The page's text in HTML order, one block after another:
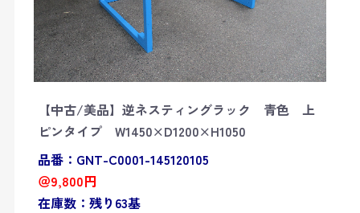
【中古/美品】逆ネスティングラック 青色 上
ピンタイプ W1450×D1200×H1050
品番：GNT-C0001-145120105
＠9,800円
在庫数：残り63基